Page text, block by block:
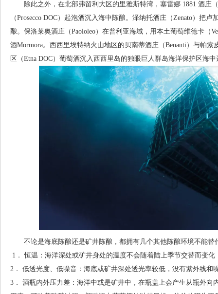
除此之外，在北部弗留利大区的里雅斯特湾，塞雷娜 1881 酒庄（
（Prosecco DOC）起泡酒沉入海中陈酿。泽纳托酒庄（Zenato）把
酿。保洛莱奥酒庄（Paololeo）在普利亚海域，用本土葡萄维德卡（
酒Mormora。西西里埃特纳火山地区的贝南蒂酒庄（Benanti）与帕索
区（Etna DOC）葡萄酒沉入西西里岛的独眼巨人群岛海洋保护区海
不论是海底陈酿还是矿井陈酿，都拥有几个其他陈酿环境不能替
1． 恒温：海洋深处或矿井身处的温度不会随着陆上季节交替而变
2． 低透光度、低噪音：海底或矿井深处透光率较低，没有紫外线和
3． 酒瓶内外压力差：海洋中或是矿井中，在瓶盖上会产生从瓶外向